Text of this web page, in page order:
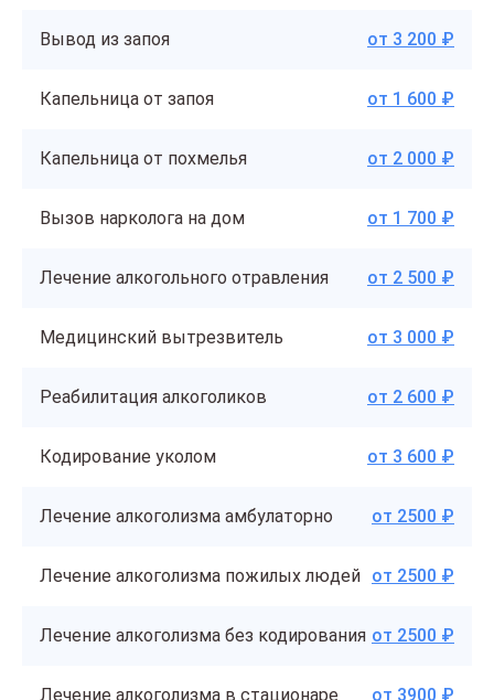
Вывод из запоя от 3 200 ₽
Капельница от запоя от 1 600 ₽
Капельница от похмелья от 2 000 ₽
Вызов нарколога на дом от 1 700 ₽
Лечение алкогольного отравления от 2 500 ₽
Медицинский вытрезвитель от 3 000 ₽
Реабилитация алкоголиков от 2 600 ₽
Кодирование уколом от 3 600 ₽
Лечение алкоголизма амбулаторно от 2500 ₽
Лечение алкоголизма пожилых людей от 2500 ₽
Лечение алкоголизма без кодирования от 2500 ₽
Лечение алкоголизма в стационаре от 3900 ₽